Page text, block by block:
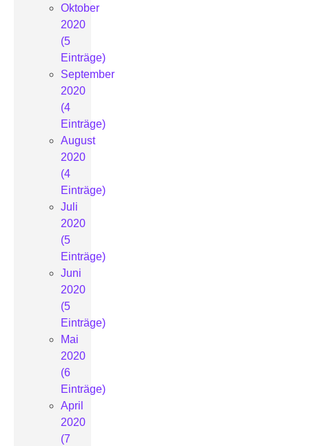
Oktober
2020
(5
Einträge)
September
2020
(4
Einträge)
August
2020
(4
Einträge)
Juli
2020
(5
Einträge)
Juni
2020
(5
Einträge)
Mai
2020
(6
Einträge)
April
2020
(7